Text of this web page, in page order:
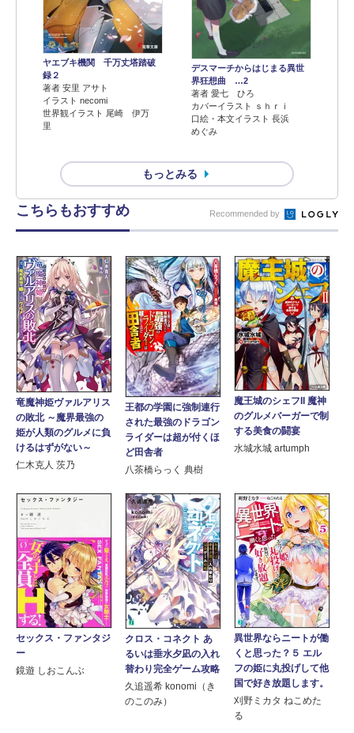
ヤエブキ機関 千万丈塔踏破
録２
著者 安里 アサト
イラスト necomi
世界観イラスト 尾崎 伊万
里
デスマーチからはじまる異世
界狂想曲 …2
著者 愛七 ひろ
カバーイラスト ｓｈｒｉ
口絵・本文イラスト 長浜
めぐみ
もっとみる
こちらもおすすめ Recommended by
竜魔神姫ヴァルアリス
の敗北 ～魔界最強の
姫が人類のグルメに負
けるはずがない～
仁木克人 茨乃
王都の学園に強制連行
された最強のドラゴン
ライダーは超が付くほ
ど田舎者
八茶橋らっく 典樹
魔王城のシェフII 魔神
のグルメバーガーで制
する美食の闘宴
水城水城 artumph
セックス・ファンタジ
ー
鏡遊 しおこんぶ
クロス・コネクト あ
るいは垂水夕凪の入れ
替わり完全ゲーム攻略
久追遥希 konomi（き
のこのみ）
異世界ならニートが働
くと思った？５ エル
フの姫に丸投げして他
国で好き放題します。
刈野ミカタ ねこめた
る